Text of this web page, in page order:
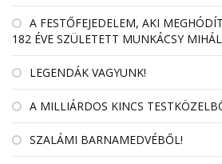
A FESTŐFEJEDELEM, AKI
182 ÉVE SZÜLETETT MUNKÁCSY
LEGENDÁK VAGYUNK!
A MILLIÁRDOS KINCS
SZALÁMI BARNAMEDVÉBŐL!